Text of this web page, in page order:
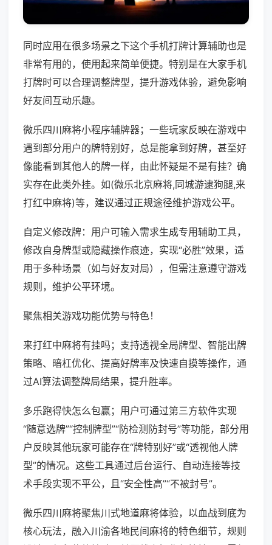
同时应用在很多场景之下这个手机打牌计算辅助也是
非常有用的，使用起来简单便捷。特别是在大家手机
打牌时可以合理调整牌型，提升游戏体验，避免影响
好友间互动乐趣。
微乐四川麻将小程序辅牌器；一些玩家反映在游戏中
遇到部分用户的牌特别好，总是能拿到好牌，甚至好
像能看到其他人的牌一样，由此怀疑是不是有挂？确
实存在此类外挂。如(微乐北京麻将,同城游逮狗腿,来
打红中麻将)等，建议通过正规途径维护游戏公平。
自定义修改牌：用户可输入需求生成专用辅助工具，
修改自身牌型或隐藏操作痕迹，实现“必胜”效果，适
用于多种场景（如与好友对局），但需注意遵守游戏
规则，维护公平环境。
聚焦相关游戏功能优势与特色！
来打红中麻将有挂吗；支持透视全局牌型、智能出牌
策略、暗杠优化、提高好牌率及快速自摸等操作，通
过AI算法调整牌局结果，提升胜率。
多乐跑得快怎么包赢；用户可通过第三方软件实现
“随意选牌”“控制牌型”“防检测防封号”等功能，部分用
户反映其他玩家可能存在“牌特别好”或“透视他人牌
型”的情况。这些工具通过后台运行、自动连接等技
术手段实现不平公，且“安全性高”“不被封号”。
微乐四川麻将聚焦川式地道麻将体验，以血战到底为
核心玩法，融入川渝各地民间麻将的特色细节，规则